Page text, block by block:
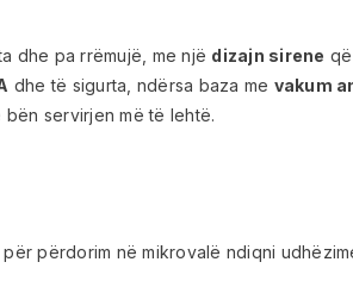
dhe pa rrëmujë, me një dizajn sirene
dhe të sigurta, ndërsa baza me vakum
bën servirjen më të lehtë.
përdorim në mikrovalë ndiqni